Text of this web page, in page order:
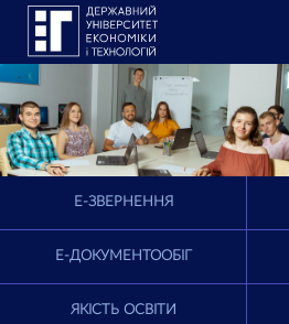
E-ЗВЕРНЕННЯ
Е-ДОКУМЕНТООБІГ
ЯКІСТЬ ОСВІТИ